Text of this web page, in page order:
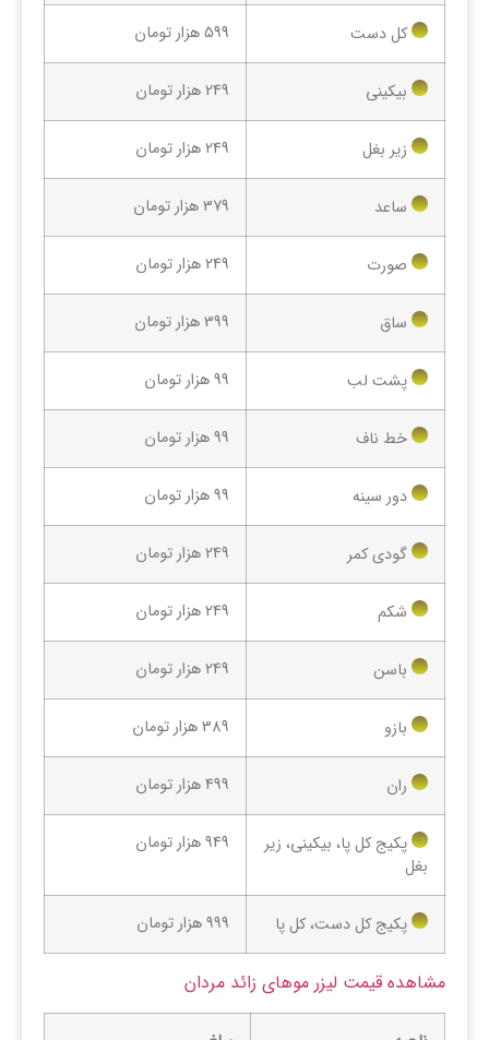
کل دست 599 هزار تومان
بیکینی 249 هزار تومان
زیر بغل 249 هزار تومان
ساعد 379 هزار تومان
صورت 249 هزار تومان
ساق 399 هزار تومان
پشت لب 99 هزار تومان
خط ناف 99 هزار تومان
دور سینه 99 هزار تومان
گودی کمر 249 هزار تومان
شکم 249 هزار تومان
باسن 249 هزار تومان
بازو 389 هزار تومان
ران 499 هزار تومان
پکیج کل پا، بیکینی، زیر
بغل
949 هزار تومان
پکیج کل دست، کل پا 999 هزار تومان
مشاهده قیمت لیزر موهای زائد مردان